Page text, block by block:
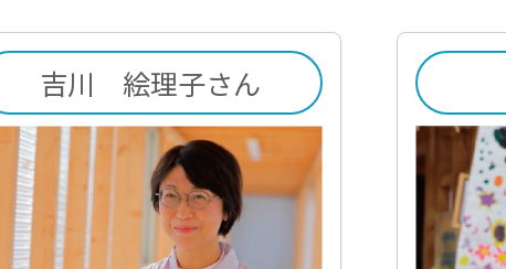
吉川 絵理子さん